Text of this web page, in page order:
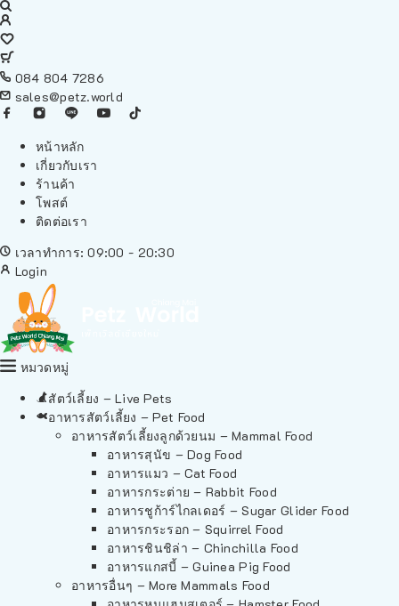
084 804 7286
sales@petz.world
หน้าหลัก
เกี่ยวกับเรา
ร้านค้า
โพสต์
ติดต่อเรา
เวลาทำการ: 09:00 - 20:30
Login
หมวดหมู่
สัตว์เลี้ยง – Live Pets
อาหารสัตว์เลี้ยง – Pet Food
อาหารสัตว์เลี้ยงลูกด้วยนม – Mammal Food
อาหารสุนัข – Dog Food
อาหารแมว – Cat Food
อาหารกระต่าย – Rabbit Food
อาหารชูก้าร์ไกลเดอร์ – Sugar Glider Food
อาหารกระรอก – Squirrel Food
อาหารชินชิล่า – Chinchilla Food
อาหารแกสบี้ – Guinea Pig Food
อาหารอื่นๆ – More Mammals Food